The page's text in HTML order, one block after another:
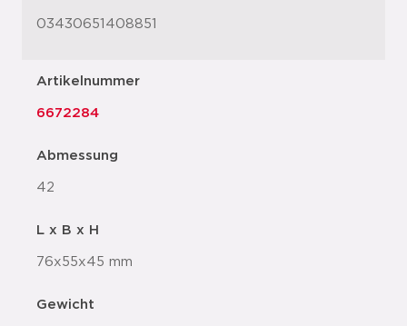
03430651408851
Artikelnummer
6672284
Abmessung
42
L x B x H
76x55x45 mm
Gewicht